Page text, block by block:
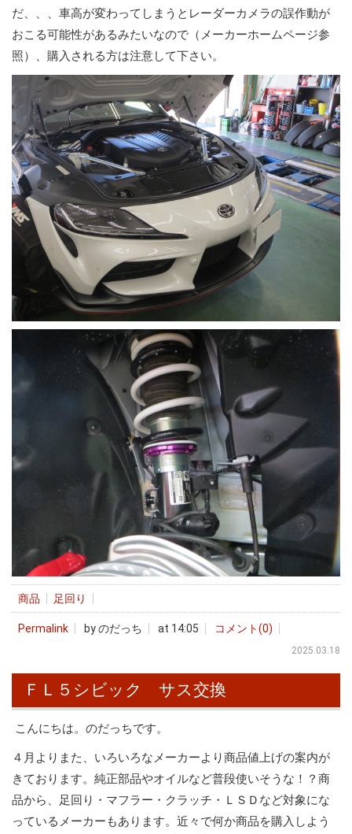
だ、、、車高が変わってしまうとレーダーカメラの誤作動が
おこる可能性があるみたいなので（メーカーホームページ参
照）、購入される方は注意して下さい。
商品 足回り
Permalink by のだっち at 14:05 コメント(0)
2025.03.18
ＦＬ５シビック サス交換
こんにちは。のだっちです。
４月よりまた、いろいろなメーカーより商品値上げの案内が
きております。純正部品やオイルなど普段使いそうな！？商
品から、足回り・マフラー・クラッチ・ＬＳＤなど対象にな
っているメーカーもあります。近々で何か商品を購入しよう